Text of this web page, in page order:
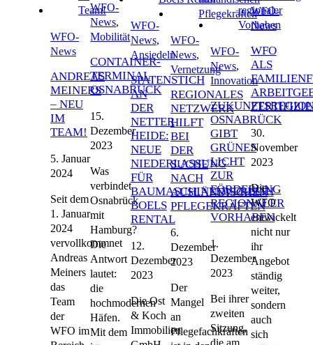
WFO-
News
ANDREAS
MEINERS
– NEU
IM
TEAM!
5. Januar
2024
Seit dem
1. Januar
2024
vervollkommnet
Andreas
Meiners
das
Team
der
WFO im
WFO-
News,
Mobilität
CONTAINER-
TERMINAL
OSNABRÜCK
15.
Dezember
2023
Was
verbindet
Osnabrück
mit
Hamburg?
Die
Antwort
lautet:
die
hochmodernen
Häfen.
Mit dem
WFO-
News,
Ansiedeln
SPATENSTICH
AN
DER
NETTER
HEIDE:
NEUE
NIEDERLASSUNG
FÜR
BAUMASCHINENVERLEIH
BOELS
RENTAL
12.
Dezember
2023
Die Ost
& Koch
Immobilien
WFO-
News,
Vernetzung
REGIONALES
NETZWERK
HILFT
BEI
DER
SUCHE
NACH
AUSLÄNDISCHEN
PFLEGEKRÄFTEN
6.
Dezember
2023
Der
Mangel
an
Pflegefachkräften
WFO-
News,
Innovation
OSNABRÜCK
GIBT
GRÜNES
LICHT
ZUR
FÖRDERUNG
REGIONALER
VORHABEN
1.
Dezember
2023
Bei ihrer
zweiten
Sitzung,
die am
WFO-
News
WFO
ALS
30.
November
2023
Die
WFO
entwickelt
nicht nur
ihr
Angebot
ständig
weiter,
sondern
auch
sich